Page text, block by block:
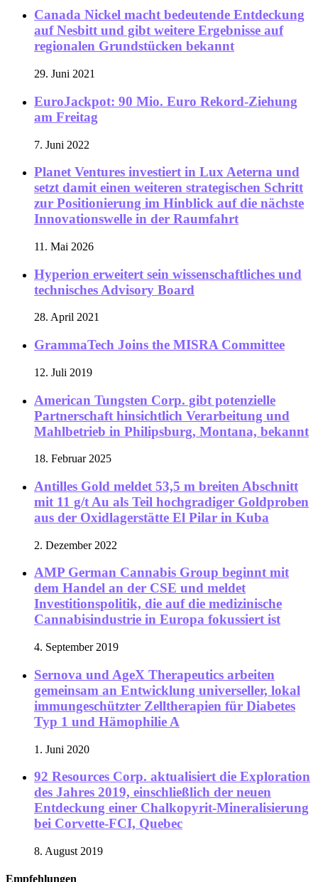
Canada Nickel macht bedeutende Entdeckung
auf Nesbitt und gibt weitere Ergebnisse auf
regionalen Grundstücken bekannt
29. Juni 2021
EuroJackpot: 90 Mio. Euro Rekord-Ziehung
am Freitag
7. Juni 2022
Planet Ventures investiert in Lux Aeterna und
setzt damit einen weiteren strategischen Schritt
zur Positionierung im Hinblick auf die nächste
Innovationswelle in der Raumfahrt
11. Mai 2026
Hyperion erweitert sein wissenschaftliches und
technisches Advisory Board
28. April 2021
GrammaTech Joins the MISRA Committee
12. Juli 2019
American Tungsten Corp. gibt potenzielle
Partnerschaft hinsichtlich Verarbeitung und
Mahlbetrieb in Philipsburg, Montana, bekannt
18. Februar 2025
Antilles Gold meldet 53,5 m breiten Abschnitt
mit 11 g/t Au als Teil hochgradiger Goldproben
aus der Oxidlagerstätte El Pilar in Kuba
2. Dezember 2022
AMP German Cannabis Group beginnt mit
dem Handel an der CSE und meldet
Investitionspolitik, die auf die medizinische
Cannabisindustrie in Europa fokussiert ist
4. September 2019
Sernova und AgeX Therapeutics arbeiten
gemeinsam an Entwicklung universeller, lokal
immungeschützter Zelltherapien für Diabetes
Typ 1 und Hämophilie A
1. Juni 2020
92 Resources Corp. aktualisiert die Exploration
des Jahres 2019, einschließlich der neuen
Entdeckung einer Chalkopyrit-Mineralisierung
bei Corvette-FCI, Quebec
8. August 2019
Empfehlungen